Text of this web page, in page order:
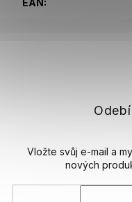
Vložte svůj e-mail a
nových